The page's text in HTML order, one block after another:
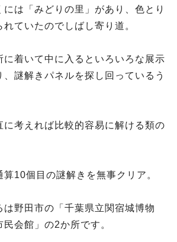
は「みどりの里」があり、色とり
ていたのでしばし寄り道。
に着いて中に入るといろいろな展示
謎解きパネルを探し回っているう
に考えれば比較的容易に解ける類の
算10個目の謎解きを無事クリア。
は野田市の「千葉県立関宿城博物
会館」の2か所です。